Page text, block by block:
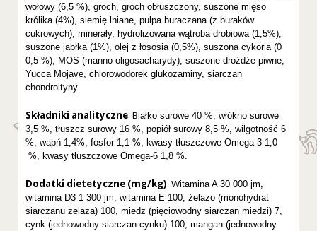
wołowy (6,5 %), groch, groch obłuszczony, suszone mięso
królika (4%), siemię lniane, pulpa buraczana (z buraków
cukrowych), minerały, hydrolizowana wątroba drobiowa (1,5%),
suszone jabłka (1%), olej z łososia (0,5%), suszona cykoria (0
0,5 %), MOS (manno-oligosacharydy), suszone drożdże piwne,
Yucca Mojave, chlorowodorek glukozaminy, siarczan
chondroityny.
Składniki analityczne: Białko surowe 40 %, włókno surowe
3,5 %, tłuszcz surowy 16 %, popiół surowy 8,5 %, wilgotność 6
%, wapń 1,4%, fosfor 1,1 %, kwasy tłuszczowe Omega-3 1,0
%, kwasy tłuszczowe Omega-6 1,8 %.
Dodatki dietetyczne (mg/kg): Witamina A 30 000 jm,
witamina D3 1 300 jm, witamina E 100, żelazo (monohydrat
siarczanu żelaza) 100, miedz (pięciowodny siarczan miedzi) 7,
cynk (jednowodny siarczan cynku) 100, mangan (jednowodny